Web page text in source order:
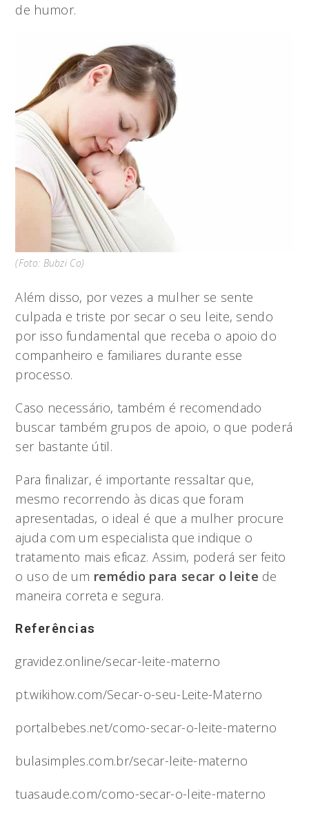
de humor.
(Foto: Bubzi Co)
Além disso, por vezes a mulher se sente
culpada e triste por secar o seu leite, sendo
por isso fundamental que receba o apoio do
companheiro e familiares durante esse
processo.
Caso necessário, também é recomendado
buscar também grupos de apoio, o que poderá
ser bastante útil.
Para finalizar, é importante ressaltar que,
mesmo recorrendo às dicas que foram
apresentadas, o ideal é que a mulher procure
ajuda com um especialista que indique o
tratamento mais eficaz. Assim, poderá ser feito
o uso de um remédio para secar o leite de
maneira correta e segura.
Referências
gravidez.online/secar-leite-materno
pt.wikihow.com/Secar-o-seu-Leite-Materno
portalbebes.net/como-secar-o-leite-materno
bulasimples.com.br/secar-leite-materno
tuasaude.com/como-secar-o-leite-materno